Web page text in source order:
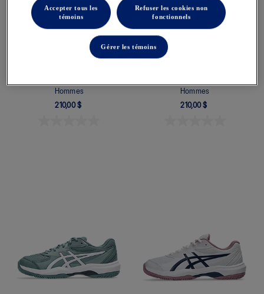
SOLUTION SPEED FF 4 NIGHT
Hommes
210,00 $
GEL-RESOLUTION X NIGHT
Hommes
210,00 $
Refuser les cookies non
fonctionnels
Accepter tous les
témoins
Gérer les témoins